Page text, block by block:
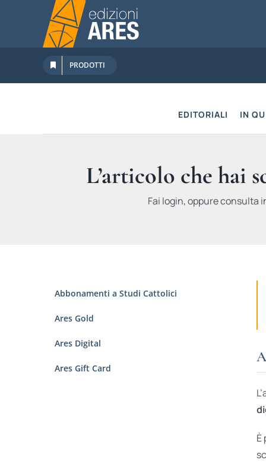
contenuto
PRODOTTI
EDITORIALI IN
L’articolo che hai
Fai login, oppure consulta
È
Abbonamenti a Studi Cattolici
Ares Gold
Ares Digital
Ares Gift Card